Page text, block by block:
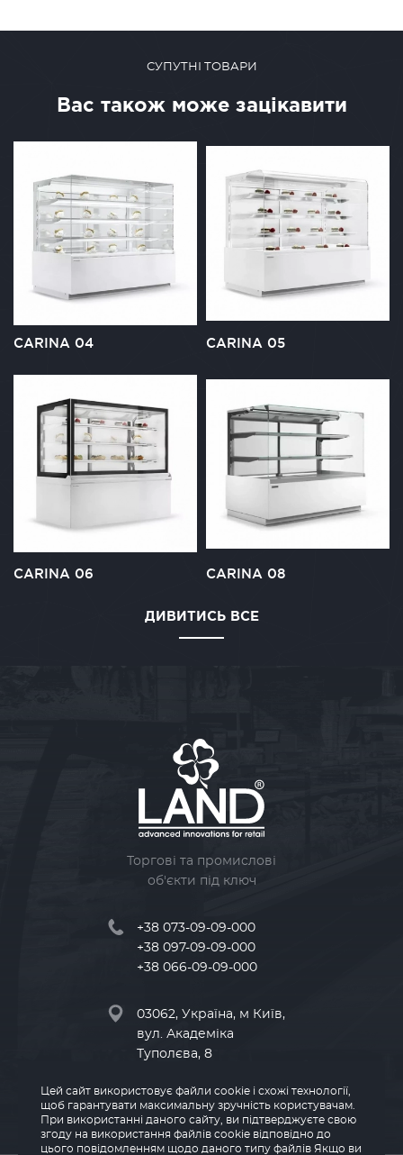
СУПУТНІ ТОВАРИ
Вас також може зацікавити
СARINA 04 CARINA 05
CARINA 06 CARINA 08
ДИВИТИСЬ ВСЕ
Торгові та промислові
об'єкти під ключ
+38 073-09-09-000
+38 097-09-09-000
+38 066-09-09-000
03062, Україна, м Київ,
вул. Академіка
Туполєва, 8
info@land-kv.com.ua
Цей сайт використовує файли cookie і схожі технології,
щоб гарантувати максимальну зручність користувачам.
При використанні даного сайту, ви підтверджуєте свою
згоду на використання файлів cookie відповідно до
цього повідомленням щодо даного типу файлів Якщо ви